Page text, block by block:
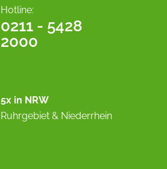
Hotline:
0211 - 5428
2000
5x in NRW
Ruhrgebiet & Niederrhein